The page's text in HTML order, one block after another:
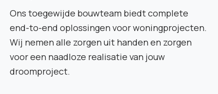
Ons toegewijde bouwteam biedt complete
end-to-end oplossingen voor woningprojecten.
Wij nemen alle zorgen uit handen en zorgen
voor een naadloze realisatie van jouw
droomproject.